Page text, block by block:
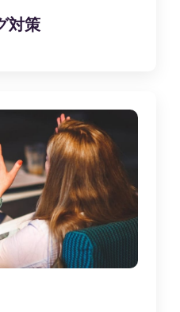
対策